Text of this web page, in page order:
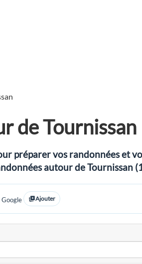
de Tournissan
préparer vos randonnées et
autour de Tournissan
Ajouter